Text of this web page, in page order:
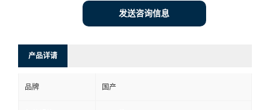
发送咨询信息
产品详请
品牌 国产